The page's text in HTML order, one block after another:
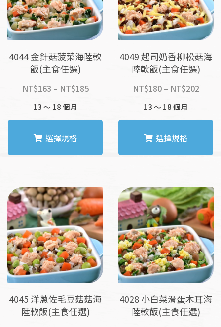
4044 金針菇菠菜海陸軟
飯(主食任選)
NT$163 – NT$185價
圍：
NT$185
13 ～ 18 個月
選擇規格
品
有
多
種
款
式。
可
在
頁
面
4049 起司奶香柳松菇海
陸軟飯(主食任選)
NT$180 – NT$202價
圍：
13 ～ 18 個月
選擇規格
品
有
多
種
款
式。
可
在
頁
面
4045 洋蔥佐毛豆菇菇海
陸軟飯(主食任選)
4028 小白菜滑蛋木耳海
陸軟飯(主食任選)